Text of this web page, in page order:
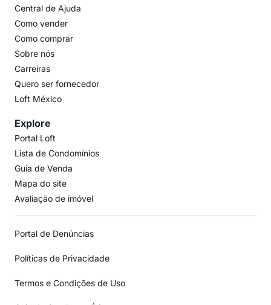
Central de Ajuda
Como vender
Como comprar
Sobre nós
Carreiras
Quero ser fornecedor
Loft México
Explore
Portal Loft
Lista de Condomínios
Guia de Venda
Mapa do site
Avaliação de imóvel
Portal de Denúncias
Políticas de Privacidade
Termos e Condições de Uso